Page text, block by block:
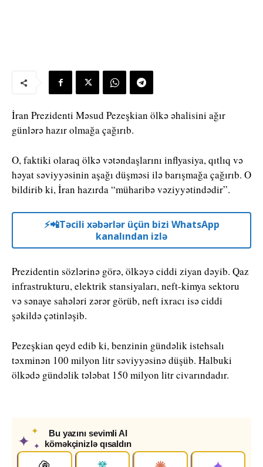
İran Prezidenti Məsud Pezeşkian ölkə əhalisini ağır
günlərə hazır olmağa çağırıb.
O, faktiki olaraq ölkə vətəndaşlarını inflyasiya, qıtlıq və
həyat səviyyəsinin aşağı düşməsi ilə barışmağa çağırıb. O
bildirib ki, İran hazırda “müharibə vəziyyətindədir”.
⚡️📲Təcili xəbərlər üçün bizi WhatsApp
kanalından izlə
Prezidentin sözlərinə görə, ölkəyə ciddi ziyan dəyib. Qaz
infrastrukturu, elektrik stansiyaları, neft-kimya sektoru
və sənaye sahələri zərər görüb, neft ixracı isə ciddi
şəkildə çətinləşib.
Pezeşkian qeyd edib ki, benzinin gündəlik istehsalı
təxminən 100 milyon litr səviyyəsinə düşüb. Halbuki
ölkədə gündəlik tələbat 150 milyon litr civarındadır.
✦
✦
✦
Bu yazını sevimli AI
köməkçinizlə qısaldın